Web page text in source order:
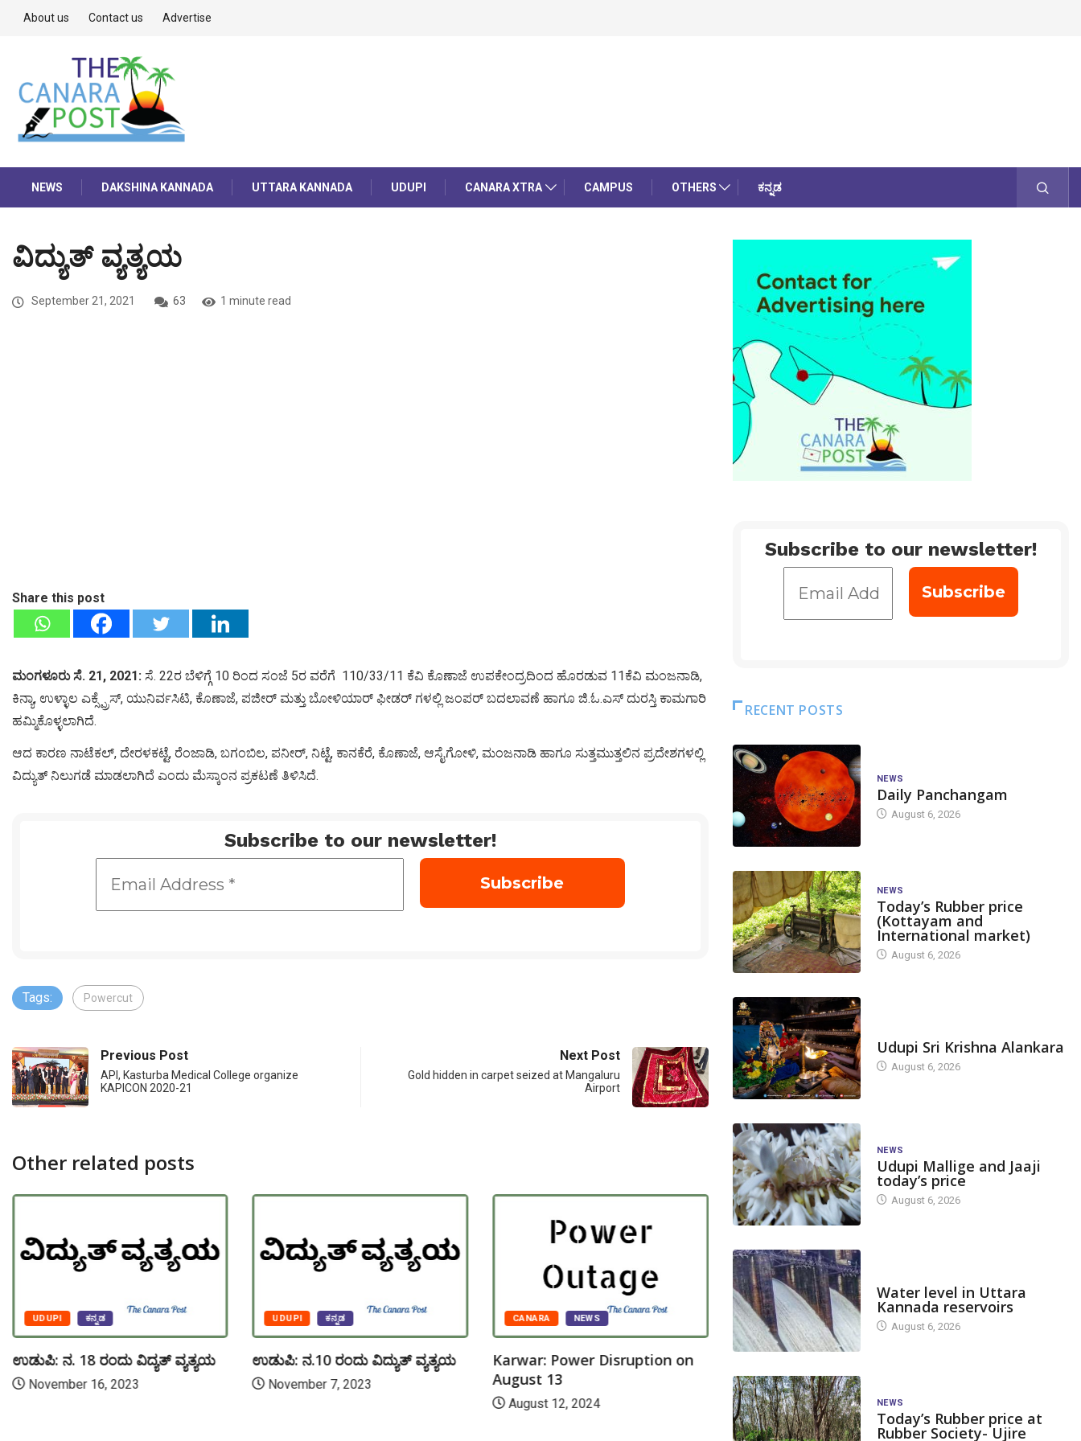
About us Contact us Advertise
NEWS DAKSHINA KANNADA UTTARA KANNADA UDUPI CANARA XTRA CAMPUS OTHERS ಕನ್ನಡ
ವಿದ್ಯುತ್ ವ್ಯತ್ಯಯ
September 21, 2021 63 1 minute read
Share this post
ಮಂಗಳೂರು ಸೆ. 21, 2021: ಸೆ. 22ರ ಬೆಳಿಗ್ಗೆ 10 ರಿಂದ ಸಂಜೆ 5ರ ವರೆಗೆ 110/33/11 ಕೆವಿ ಕೊಣಾಜೆ ಉಪಕೇಂದ್ರದಿಂದ ಹೊರಡುವ 11ಕೆವಿ ಮಂಜನಾಡಿ,
ಕಿನ್ಯಾ, ಉಳ್ಳಾಲ ಎಕ್ಸ್ಪ್ರೆಸ್, ಯುನಿರ್ವಸಿಟಿ, ಕೊಣಾಜೆ, ಪಜೀರ್ ಮತ್ತು ಬೋಳಿಯಾರ್ ಫೀಡರ್ ಗಳಲ್ಲಿ ಜಂಪರ್ ಬದಲಾವಣೆ ಹಾಗೂ ಜಿ.ಓ.ಎಸ್ ದುರಸ್ತಿ ಕಾಮಗಾರಿ
ಹಮ್ಮಿಕೊಳ್ಳಲಾಗಿದೆ.
ಆದ ಕಾರಣ ನಾಟೆಕಲ್, ದೇರಳಕಟ್ಟೆ, ರೆಂಜಾಡಿ, ಬಗಂಬಿಲ, ಪನೀರ್, ನಿಟ್ಟೆ, ಕಾನಕೆರೆ, ಕೊಣಾಜೆ, ಆಸೈಗೋಳಿ, ಮಂಜನಾಡಿ ಹಾಗೂ ಸುತ್ತಮುತ್ತಲಿನ ಪ್ರದೇಶಗಳಲ್ಲಿ
ವಿದ್ಯುತ್ ನಿಲುಗಡೆ ಮಾಡಲಾಗಿದೆ ಎಂದು ಮೆಸ್ಕಾಂನ ಪ್ರಕಟಣೆ ತಿಳಿಸಿದೆ.
Subscribe to our newsletter!
Tags: Powercut
Previous Post
API, Kasturba Medical College organize
KAPICON 2020-21
Next Post
Gold hidden in carpet seized at Mangaluru
Airport
Other related posts
UDUPI ಕನ್ನಡ
ಉಡುಪಿ: ನ. 18 ರಂದು ವಿದ್ಯತ್ ವ್ಯತ್ಯಯ
November 16, 2023
UDUPI ಕನ್ನಡ
ಉಡುಪಿ: ನ.10 ರಂದು ವಿದ್ಯುತ್ ವ್ಯತ್ಯಯ
November 7, 2023
CANARA NEWS
Karwar: Power Disruption on
August 13
August 12, 2024
UDUPI ಕನ್ನಡ
November 16, 2023
Subscribe to our newsletter!
RECENT POSTS
NEWS
Daily Panchangam
August 6, 2026
NEWS
Today’s Rubber price
(Kottayam and
International market)
August 6, 2026
Udupi Sri Krishna Alankara
August 6, 2026
NEWS
Udupi Mallige and Jaaji
today’s price
August 6, 2026
Water level in Uttara
Kannada reservoirs
August 6, 2026
NEWS
Today’s Rubber price at
Rubber Society- Ujire